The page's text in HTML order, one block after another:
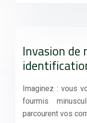
Invasion
Imaginez : vous
fourmis
parcourent vos